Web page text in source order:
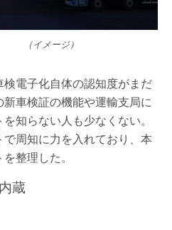
（イメージ）
電子化自体の認知度がまだ
車検証の機能や運輸支局に
知らない人も少なくない。
周知に力を入れており、本
整理した。
蔵